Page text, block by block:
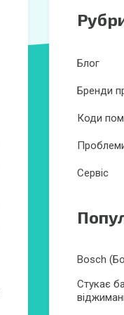
Блог
Бренди
Коди
Сервіс
Bosch
Стукає